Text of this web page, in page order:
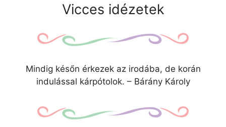
Vicces idézetek
Mindig későn érkezek az irodába, de korán
indulással kárpótolok. – Bárány Károly